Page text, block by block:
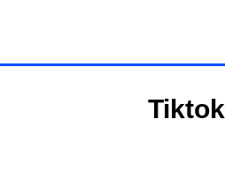
Tiktok